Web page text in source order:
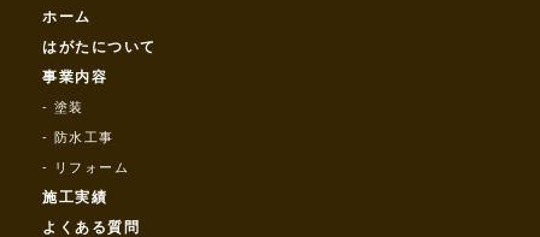
ホーム
はがたについて
事業内容
塗装
防水工事
リフォーム
施工実績
よくある質問